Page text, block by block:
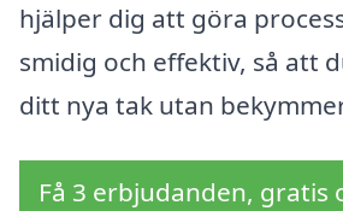
hjälper dig att göra
smidig och effektiv, så att
ditt nya tak utan
Få 3 erbjudanden, gratis